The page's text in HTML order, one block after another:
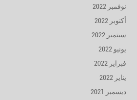
نوفمبر 2022
أكتوبر 2022
سبتمبر 2022
يونيو 2022
فبراير 2022
يناير 2022
ديسمبر 2021